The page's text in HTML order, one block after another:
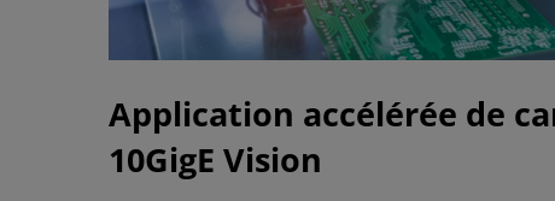
Application accélérée de
10GigE Vision